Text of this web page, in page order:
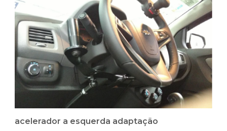
acelerador a esquerda adaptação